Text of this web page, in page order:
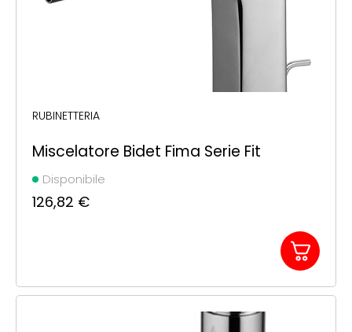
RUBINETTERIA
Miscelatore Bidet Fima Serie Fit
Disponibile
126,82 €